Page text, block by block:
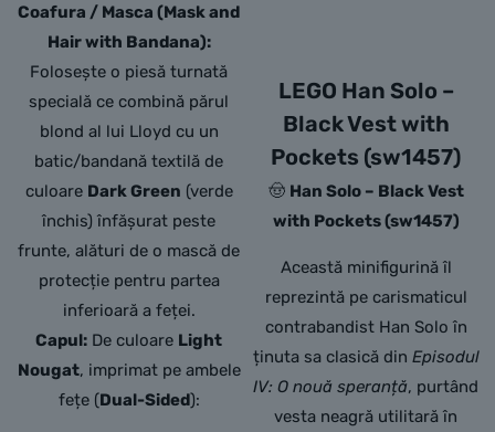
Coafura / Masca (Mask and
Hair with Bandana):
Folosește o piesă turnată
specială ce combină părul
blond al lui Lloyd cu un
batic/bandană textilă de
culoare Dark Green (verde
închis) înfășurat peste
frunte, alături de o mască de
protecție pentru partea
inferioară a feței.
Capul: De culoare Light
Nougat, imprimat pe ambele
fețe (Dual-Sided):
LEGO Han Solo –
Black Vest with
Pockets (sw1457)
🤠 Han Solo – Black Vest
with Pockets (sw1457)
Această minifigurină îl
reprezintă pe carismaticul
contrabandist Han Solo în
ținuta sa clasică din Episodul
IV: O nouă speranță, purtând
vesta neagră utilitară în